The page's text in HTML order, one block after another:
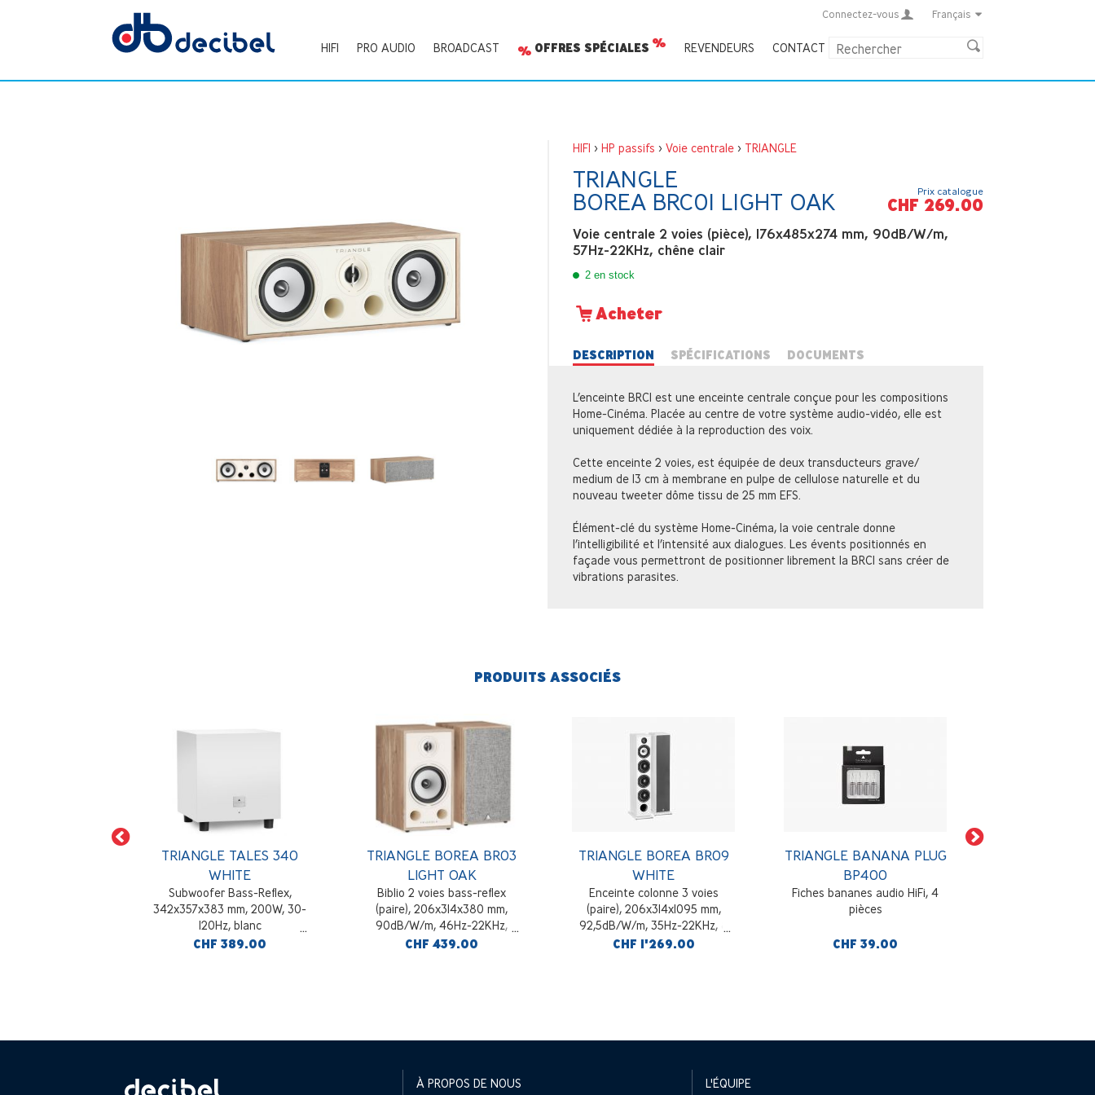
Connectez-vous Français
HIFI PRO AUDIO BROADCAST OFFRES SPÉCIALES REVENDEURS CONTACT
HIFI > HP passifs > Voie centrale> TRIANGLE
TRIANGLE
BOREA BRC01 LIGHT OAK
Voie centrale 2 voies (pièce), 176x485x274 mm, 90dB/W/m,
57Hz-22KHz, chêne clair
2 en stock
Acheter
Prix catalogue
CHF 269.00
DESCRIPTION SPÉCIFICATIONS DOCUMENTS
L’enceinte BRC1 est une enceinte centrale conçue pour les compositions
Home-Cinéma. Placée au centre de votre système audio-vidéo, elle est
uniquement dédiée à la reproduction des voix.
Cette enceinte 2 voies, est équipée de deux transducteurs grave/
medium de 13 cm à membrane en pulpe de cellulose naturelle et du
nouveau tweeter dôme tissu de 25 mm EFS.
Élément-clé du système Home-Cinéma, la voie centrale donne
l’intelligibilité et l’intensité aux dialogues. Les évents positionnés en
façade vous permettront de positionner librement la BRC1 sans créer de
vibrations parasites.
PRODUITS ASSOCIÉS
TRIANGLE TALES 340
WHITE
Subwoofer Bass-Reflex,
342x357x383 mm, 200W, 30-
120Hz, blanc
CHF 389.00
TRIANGLE BOREA BR03
LIGHT OAK
Biblio 2 voies bass-reflex
(paire), 206x314x380 mm,
90dB/W/m, 46Hz-22KHz,
chêne clair
CHF 439.00
TRIANGLE BOREA BR09
WHITE
Enceinte colonne 3 voies
(paire), 206x314x1095 mm,
92,5dB/W/m, 35Hz-22KHz, 8
Ohms, blanc
CHF 1'269.00
TRIANGLE BANANA PLUG
BP400
Fiches bananes audio HiFi, 4
pièces
CHF 39.00
À PROPOS DE NOUS
L'ÉQUIPE